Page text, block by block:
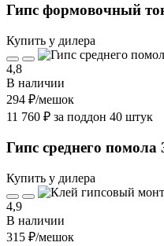
Гипс формовочный
Купить у дилера
4,8
В наличии
294 ₽/мешок
11 760 ₽ за поддон 40 штук
Гипс среднего помола
Купить у дилера
4,9
В наличии
315 ₽/мешок